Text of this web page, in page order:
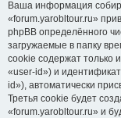
Ваша информация
«forum.yarobltour.ru»
phpBB определённого
загружаемые в папку
cookie содержат только
«user-id») и
id»), автоматически
Третья cookie будет
«forum.yarobltour.ru» и